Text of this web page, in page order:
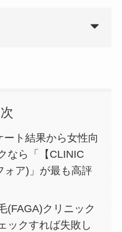
ト結果から女性向
なら「【CLINIC
ォア)」が最も高評
(FAGA)クリニック
ックすれば失敗し